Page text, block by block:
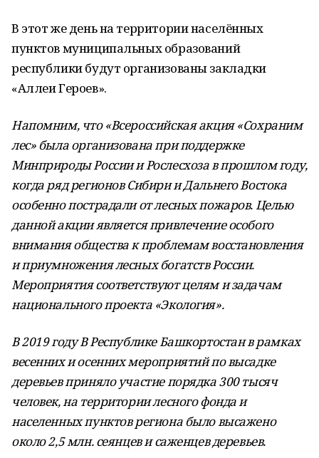
В этот же день на территории населённых
пунктов муниципальных образований
республики будут организованы закладки
«Аллеи Героев».
Напомним, что «Всероссийская акция «Сохраним
лес» была организована при поддержке
Минприроды России и Рослесхоза в прошлом году,
когда ряд регионов Сибири и Дальнего Востока
особенно пострадали от лесных пожаров. Целью
данной акции является привлечение особого
внимания общества к проблемам восстановления
и приумножения лесных богатств России.
Мероприятия соответствуют целям и задачам
национального проекта «Экология».
В 2019 году В Республике Башкортостан в рамках
весенних и осенних мероприятий по высадке
деревьев приняло участие порядка 300 тысяч
человек, на территории лесного фонда и
населенных пунктов региона было высажено
около 2,5 млн. сеянцев и саженцев деревьев.